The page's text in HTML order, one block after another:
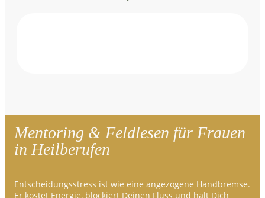
Mentoring & Feldlesen für Frauen
in Heilberufen
Entscheidungsstress ist wie eine angezogene Handbremse.
Er kostet Energie, blockiert Deinen Fluss und hält Dich